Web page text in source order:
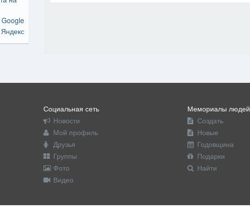
Социальная сеть
Новости
Мой профиль
Друзья
Группы
Фото
Видео
Мемориалы людей
Создать
Новые
Годовщина
Подарки
Найти